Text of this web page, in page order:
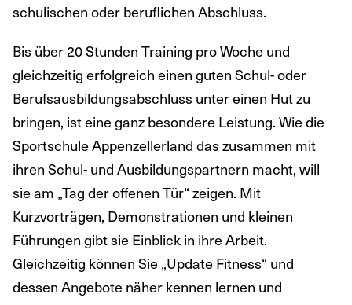
schulischen oder beruflichen Abschluss.
Bis über 20 Stunden Training pro Woche und
gleichzeitig erfolgreich einen guten Schul- oder
Berufsausbildungsabschluss unter einen Hut zu
bringen, ist eine ganz besondere Leistung. Wie die
Sportschule Appenzellerland das zusammen mit
ihren Schul- und Ausbildungspartnern macht, will
sie am „Tag der offenen Tür“ zeigen. Mit
Kurzvorträgen, Demonstrationen und kleinen
Führungen gibt sie Einblick in ihre Arbeit.
Gleichzeitig können Sie „Update Fitness“ und
dessen Angebote näher kennen lernen und